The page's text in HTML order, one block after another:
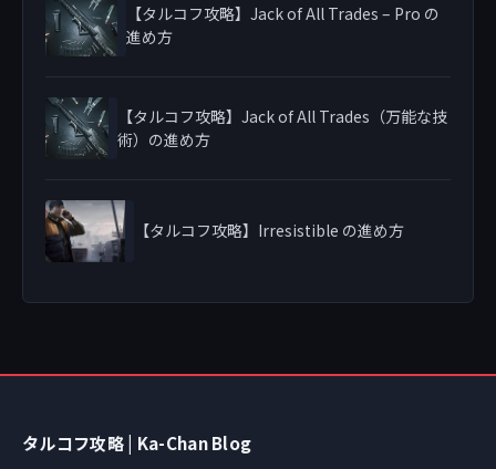
【タルコフ攻略】Jack of All Trades – Pro の
進め方
【タルコフ攻略】Jack of All Trades（万能な技
術）の進め方
【タルコフ攻略】Irresistible の進め方
タルコフ攻略 | Ka-Chan Blog